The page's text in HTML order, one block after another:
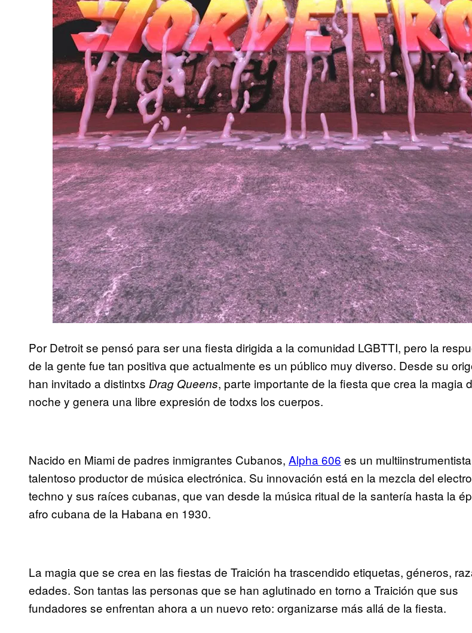
Por Detroit se pensó para ser una fiesta dirigida a la comunidad LGBTTI, pero la
de la gente fue tan positiva que actualmente es un público muy diverso. Desde su
han invitado a distintxs Drag Queens, parte importante de la fiesta que crea la magia
noche y genera una libre expresión de todxs los cuerpos.
Nacido en Miami de padres inmigrantes Cubanos, Alpha 606 es un
talentoso productor de música electrónica. Su innovación está en la mezcla del
techno y sus raíces cubanas, que van desde la música ritual de la santería hasta la
afro cubana de la Habana en 1930.
La magia que se crea en las fiestas de Traición ha trascendido etiquetas, géneros,
edades. Son tantas las personas que se han aglutinado en torno a Traición que sus
fundadores se enfrentan ahora a un nuevo reto: organizarse más allá de la fiesta.